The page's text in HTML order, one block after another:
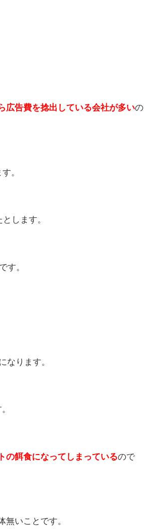
広告費を捻出している会社が多いの
。
します。
す。
なります。
の餌食になってしまっているので
いことです。